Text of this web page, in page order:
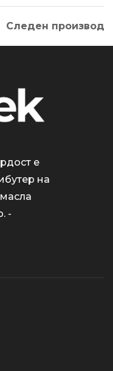
Следен производ
е
на
-